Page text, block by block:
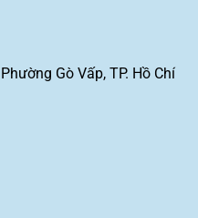
Gò Vấp, TP. Hồ Chí